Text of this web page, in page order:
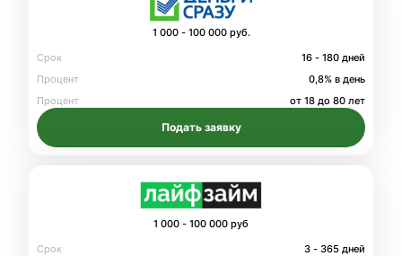
1 000 - 100 000 руб.
Срок
16 - 180 дней
Процент
0,8% в день
Процент
от 18 до 80 лет
Подать заявку
1 000 - 100 000 руб
Срок
3 - 365 дней